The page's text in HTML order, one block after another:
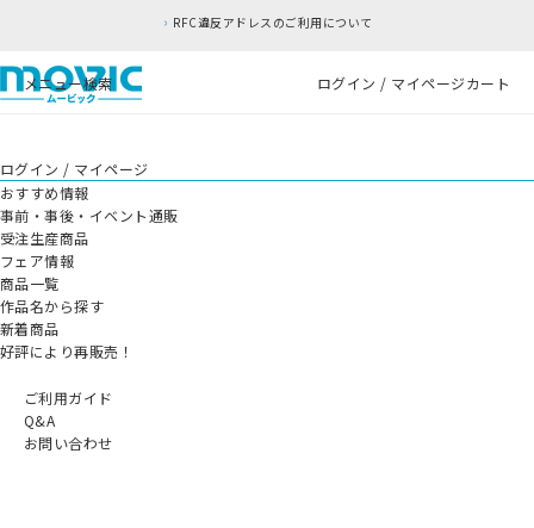
RFC違反アドレスのご利用について
メニュー検索 ログイン / マイページカート
ログイン / マイページ
おすすめ情報
事前・事後・イベント通販
受注生産商品
フェア情報
商品一覧
作品名から探す
新着商品
好評により再販売！
ご利用ガイド
Q&A
お問い合わせ